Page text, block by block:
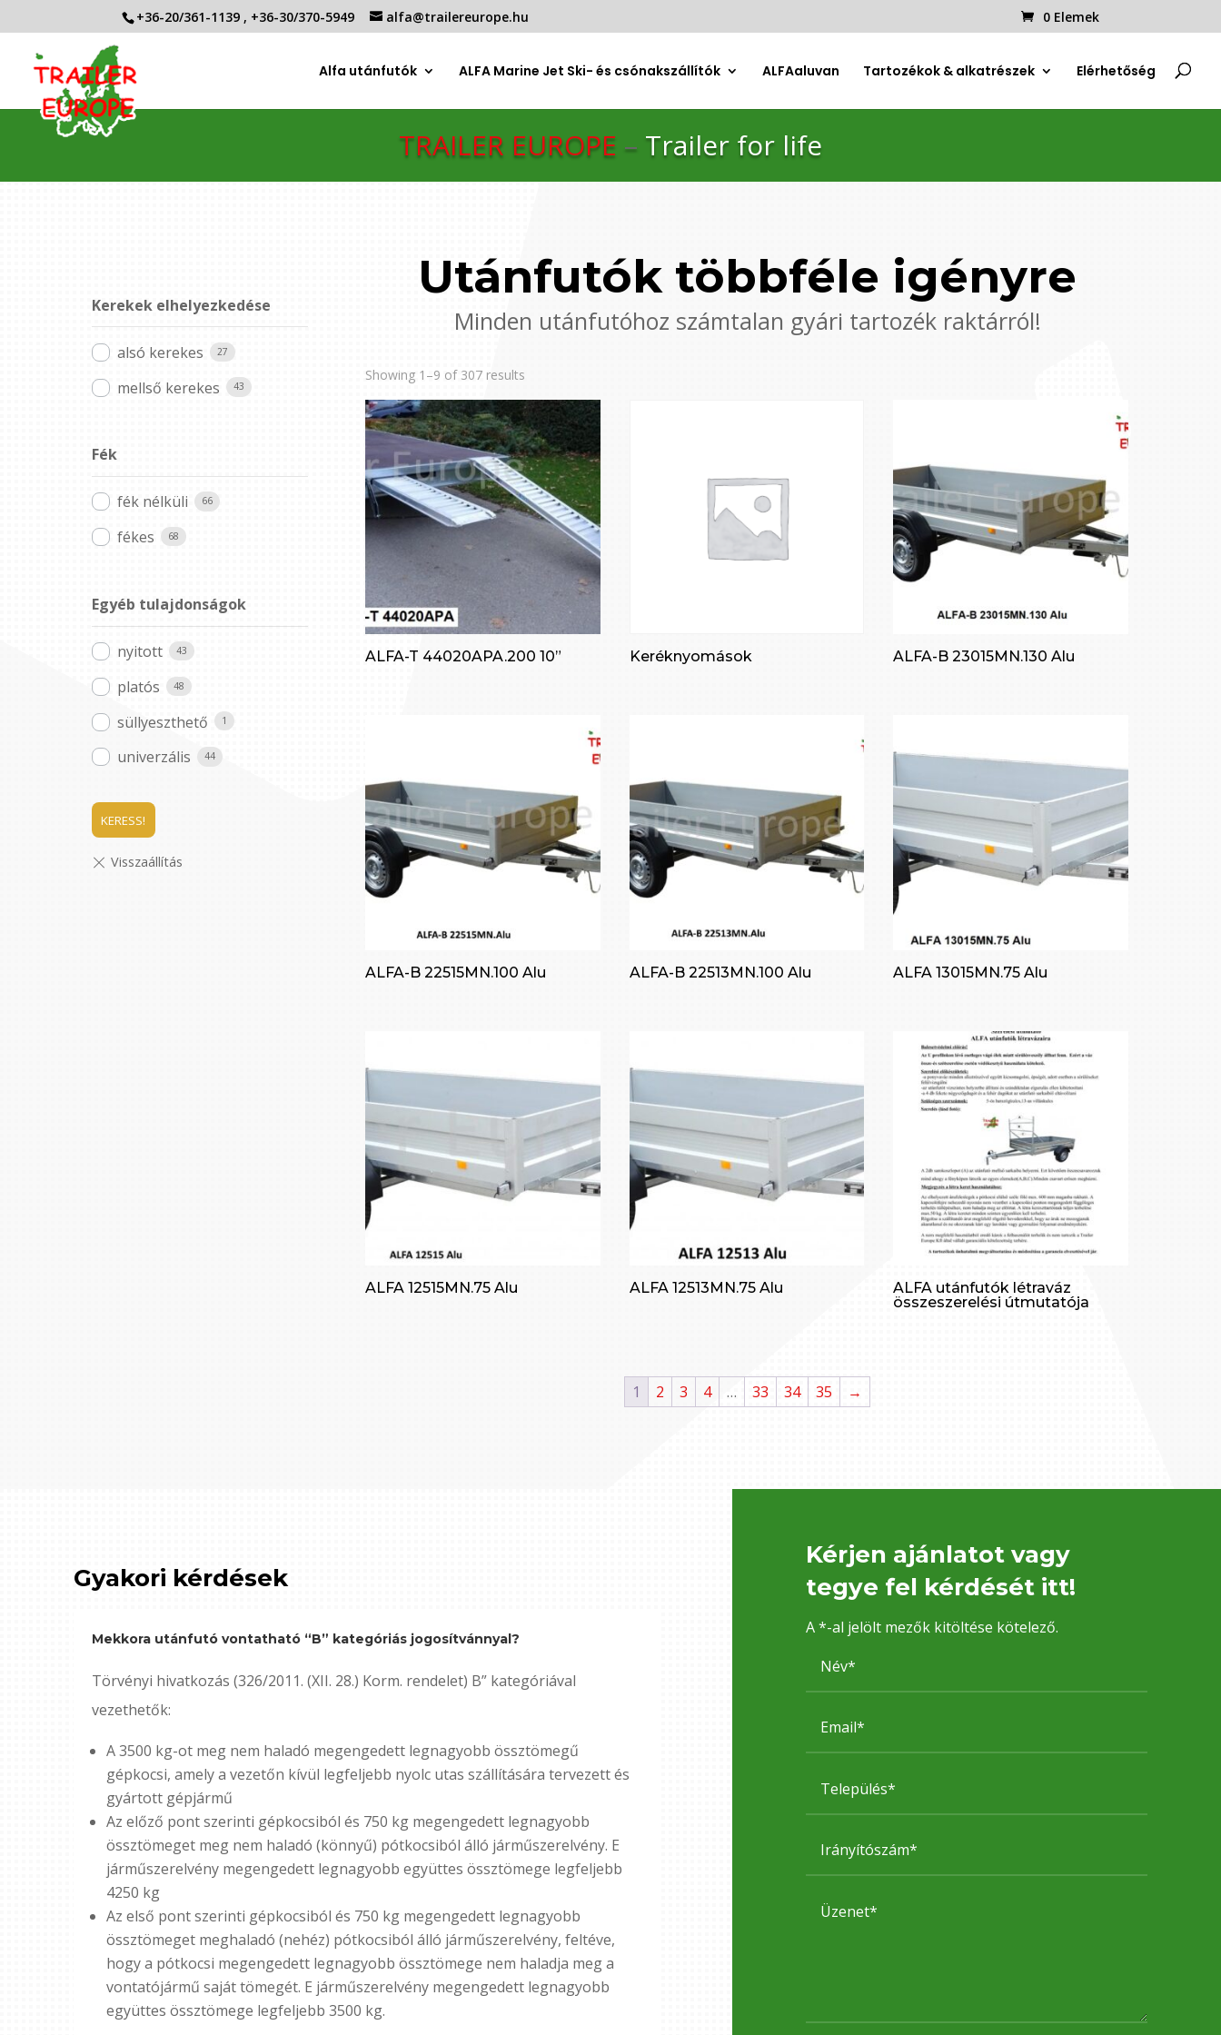
+36-20/361-1139 , +36-30/370-5949 alfa@trailereurope.hu 0 Elemek
Alfa utánfutók ALFA Marine Jet Ski- és csónakszállítók ALFAaluvan Tartozékok & alkatrészek Elérhetőség
TRAILER EUROPE – Trailer for life
Kerekek elhelyezkedése
alsó kerekes 27
mellső kerekes 43
Fék
fék nélküli 66
fékes 68
Egyéb tulajdonságok
nyitott 43
platós 48
süllyeszthető 1
univerzális 44
KERESS!
Utánfutók többféle igényre
Minden utánfutóhoz számtalan gyári tartozék raktárról!
Showing 1–9 of 307 results
ALFA-T 44020APA.200 10” Keréknyomások ALFA-B 23015MN.130 Alu
ALFA-B 22515MN.100 Alu ALFA-B 22513MN.100 Alu ALFA 13015MN.75 Alu
ALFA 12515MN.75 Alu ALFA 12513MN.75 Alu
ALFA utánfutók létraváz
összeszerelési útmutatója
1 2 3 4 … 33 34 35 →
Gyakori kérdések
Mekkora utánfutó vontatható “B” kategóriás jogosítvánnyal?
Törvényi hivatkozás (326/2011. (XII. 28.) Korm. rendelet) B” kategóriával
vezethetők:
A 3500 kg-ot meg nem haladó megengedett legnagyobb össztömegű
gépkocsi, amely a vezetőn kívül legfeljebb nyolc utas szállítására tervezett és
gyártott gépjármű
Az előző pont szerinti gépkocsiból és 750 kg megengedett legnagyobb
össztömeget meg nem haladó (könnyű) pótkocsiból álló járműszerelvény. E
járműszerelvény megengedett legnagyobb együttes össztömege legfeljebb
4250 kg
Az első pont szerinti gépkocsiból és 750 kg megengedett legnagyobb
össztömeget meghaladó (nehéz) pótkocsiból álló járműszerelvény, feltéve,
hogy a pótkocsi megengedett legnagyobb össztömege nem haladja meg a
vontatójármű saját tömegét. E járműszerelvény megengedett legnagyobb
együttes össztömege legfeljebb 3500 kg.
Kérjen ajánlatot vagy
tegye fel kérdését itt!
A *-al jelölt mezők kitöltése kötelező.